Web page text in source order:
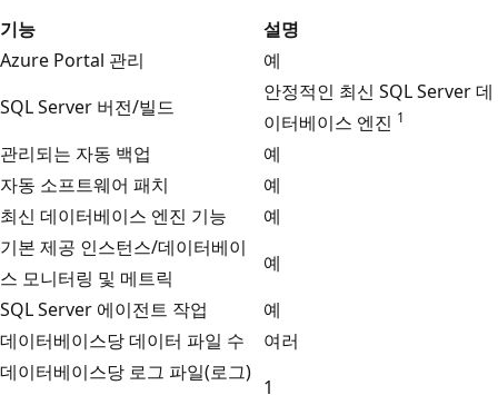
기능
설명
Azure Portal 관리
예
SQL Server 버전/빌드
안정적인 최신 SQL Server 데
이터베이스 엔진 1
관리되는 자동 백업
예
자동 소프트웨어 패치
예
최신 데이터베이스 엔진 기능
예
기본 제공 인스턴스/데이터베이
스 모니터링 및 메트릭
예
SQL Server 에이전트 작업
예
데이터베이스당 데이터 파일 수
여러
데이터베이스당 로그 파일(로그)
1